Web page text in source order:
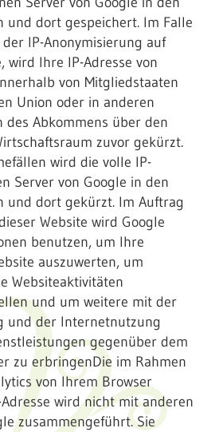
und dort gespeichert. Im Falle
IP-Anonymisierung auf
wird Ihre IP-Adresse von
von Mitgliedstaaten
Union oder in anderen
des Abkommens über den
zuvor gekürzt.
wird die volle IP-
Server von Google in den
und dort gekürzt. Im Auftrag
Website wird Google
benutzen, um Ihre
auszuwerten, um
Websiteaktivitäten
und um weitere mit der
und der Internetnutzung
gegenüber dem
zu erbringenDie im Rahmen
von Ihrem Browser
wird nicht mit anderen
zusammengeführt. Sie